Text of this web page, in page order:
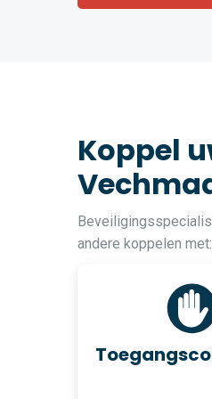
Koppel
andere koppelen met: